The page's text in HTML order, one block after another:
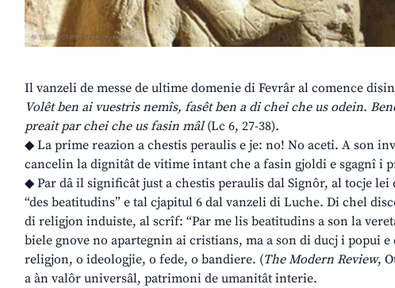
Il vanzeli de messe de ultime domenie di Fevrâr al comence
Volêt ben ai vuestris nemîs, fasêt ben a di chei che us odein.
preait par chei che us fasin mâl (Lc 6, 27-38).
◆ La prime reazion a chestis peraulis e je: no! No aceti. A son
cancelin la dignitât de vitime intant che a fasin gjoldi e sgagnî i
◆ Par dâ il significât just a chestis peraulis dal Signôr, al tocje
“des beatitudins” e tal cjapitul 6 dal vanzeli di Luche. Di chel
di religjon induiste, al scrîf: “Par me lis beatitudins a son la
biele gnove no apartegnin ai cristians, ma a son di ducj i popui
religjon, o ideologjie, o fede, o bandiere. (The Modern Review,
a àn valôr universâl, patrimoni de umanitât interie.